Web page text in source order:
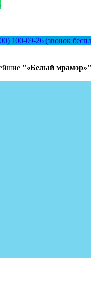
100-09-26 (звонок
"«Белый мрамор»"